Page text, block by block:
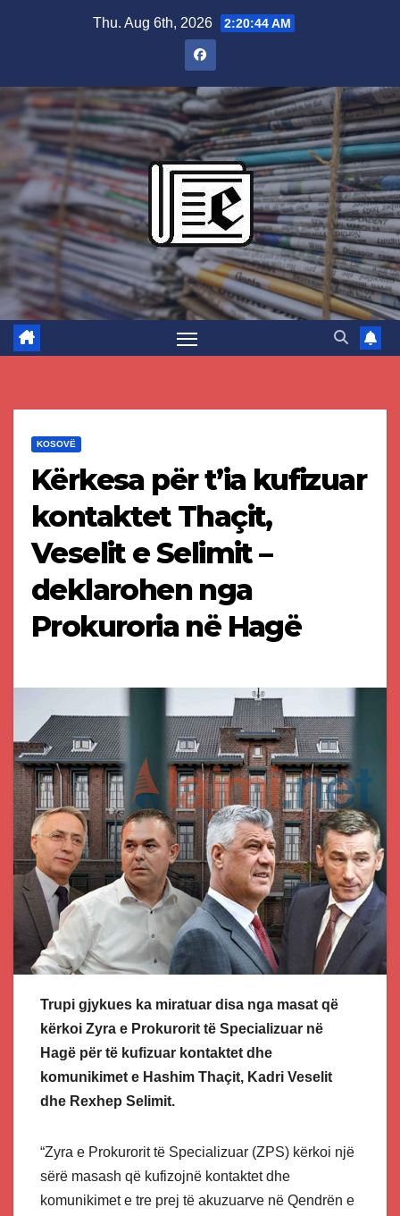
Thu. Aug 6th, 2026 2:20:45 AM
KOSOVË
Kërkesa për t’ia kufizuar
kontaktet Thaçit,
Veselit e Selimit –
deklarohen nga
Prokuroria në Hagë
Trupi gjykues ka miratuar disa nga masat që
kërkoi Zyra e Prokurorit të Specializuar në
Hagë për të kufizuar kontaktet dhe
komunikimet e Hashim Thaçit, Kadri Veselit
dhe Rexhep Selimit.
“Zyra e Prokurorit të Specializuar (ZPS) kërkoi një
sërë masash që kufizojnë kontaktet dhe
komunikimet e tre prej të akuzuarve në Qendrën e